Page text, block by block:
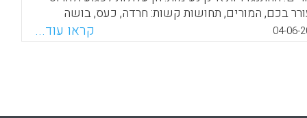
בכם, המורים, תחושות קשות: חרדה, כעס, בושה
אמתית, שלא תוכלו לעשות את עבודתכם בקבוצה
מקצועית. אך התנגדויות הן חלק בלתי נמנע מהתהליך
04-06- קראו עוד...